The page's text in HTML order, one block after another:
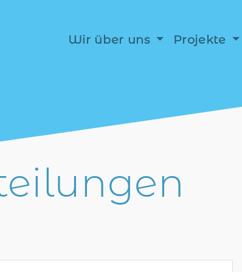
Wir über uns Projekte